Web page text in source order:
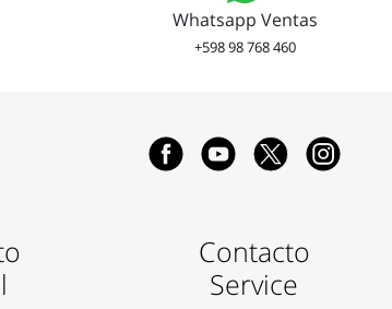
Whatsapp Ventas
+598 98 768 460
Contacto
Service